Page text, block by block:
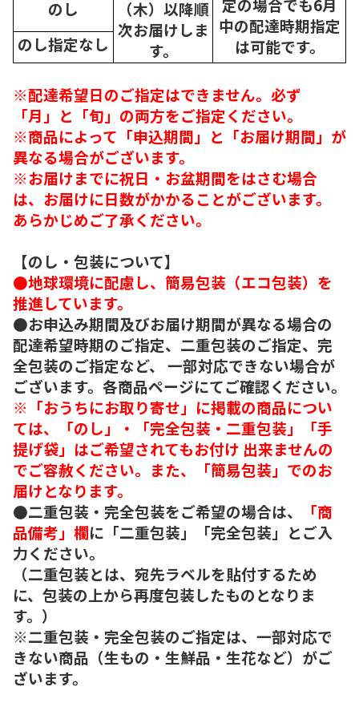
定の場合でも6月
中の配達時期指定
は可能です。
のし
（木）以降順
次お届けしま
す。
のし指定なし
※配達希望日のご指定はできません。必ず
「月」と「旬」の両方をご指定ください。
※商品によって「申込期間」と「お届け期間」が
異なる場合がございます。
※お届けまでに祝日・お盆期間をはさむ場合
は、お届けに日数がかかることがございます。
あらかじめご了承ください。
【のし・包装について】
●地球環境に配慮し、簡易包装（エコ包装）を
推進しています。
●お申込み期間及びお届け期間が異なる場合の
配達希望時期のご指定、二重包装のご指定、完
全包装のご指定など、 一部対応できない場合が
ございます。各商品ページにてご確認ください。
※「おうちにお取り寄せ」に掲載の商品につい
ては、「のし」・「完全包装・二重包装」「手
提げ袋」はご希望されてもお付け 出来ませんの
でご容赦ください。また、「簡易包装」でのお
届けとなります。
●二重包装・完全包装をご希望の場合は、
「商
品備考」欄に「二重包装」「完全包装」とご入
力ください。
（二重包装とは、宛先ラベルを貼付するため
に、包装の上から再度包装したものとなりま
す。）
※二重包装・完全包装のご指定は、一部対応で
きない商品（生もの・生鮮品・生花など）がご
ざいます。